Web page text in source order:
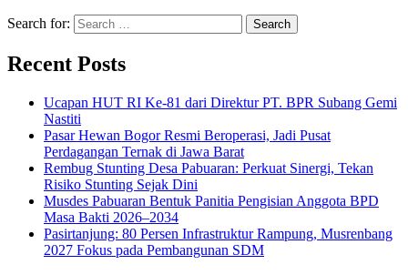
Search for:
Recent Posts
Ucapan HUT RI Ke-81 dari Direktur PT. BPR Subang Gemi
Nastiti
Pasar Hewan Bogor Resmi Beroperasi, Jadi Pusat
Perdagangan Ternak di Jawa Barat
Rembug Stunting Desa Pabuaran: Perkuat Sinergi, Tekan
Risiko Stunting Sejak Dini
Musdes Pabuaran Bentuk Panitia Pengisian Anggota BPD
Masa Bakti 2026–2034
Pasirtanjung: 80 Persen Infrastruktur Rampung, Musrenbang
2027 Fokus pada Pembangunan SDM